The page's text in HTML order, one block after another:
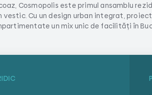
Cosmopolis este primul ansamblu
Cu un design urban integrat,
un mix unic de facilități în